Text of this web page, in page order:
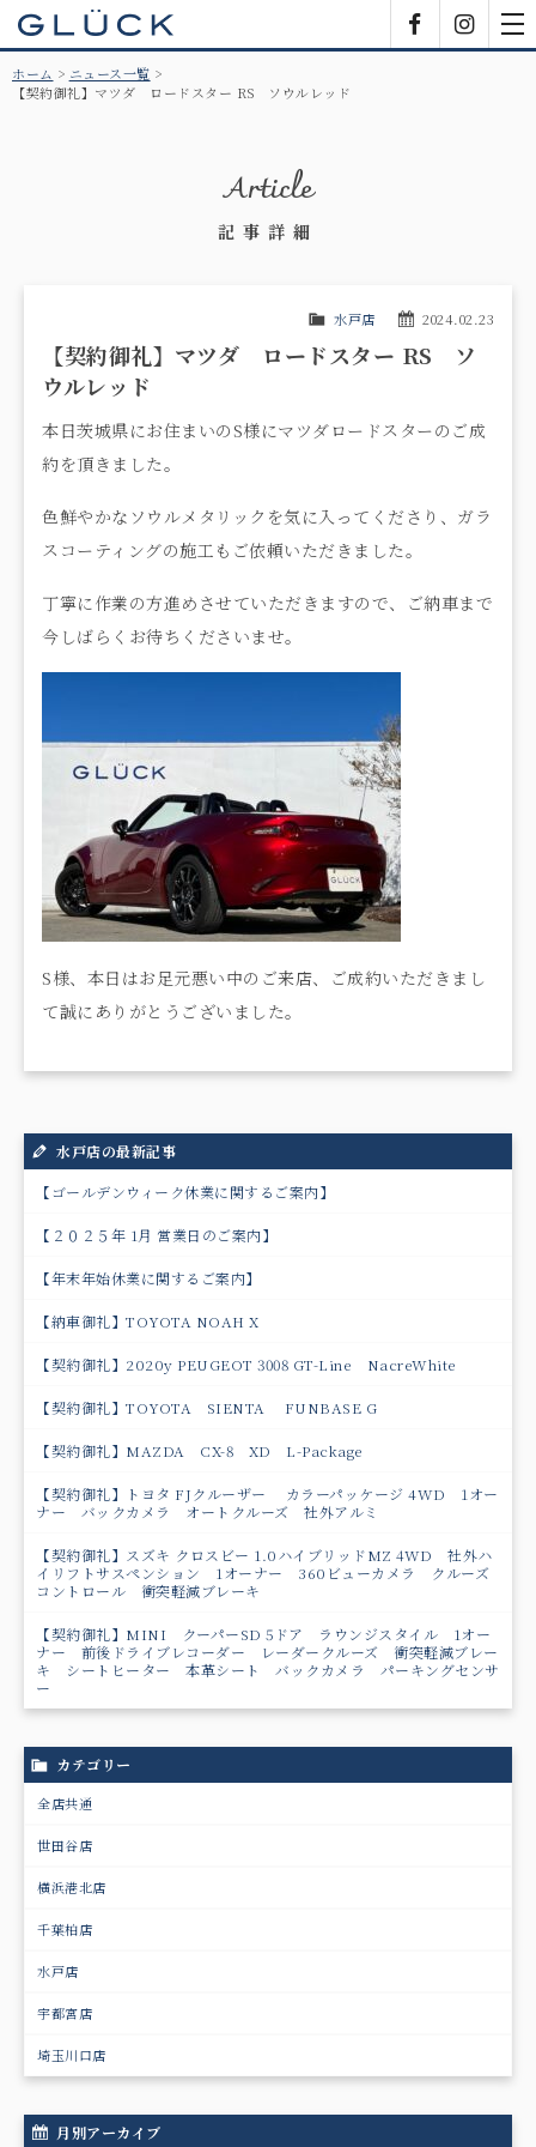
ホーム
ニュース一覧
【契約御礼】マツダ ロードスター RS ソウルレッド
Article
記事詳細
2024.02.23
水戸店
【契約御礼】マツダ ロードスター RS ソ
ウルレッド
本日茨城県にお住まいのS様にマツダロードスターのご成
約を頂きました。
色鮮やかなソウルメタリックを気に入ってくださり、ガラ
スコーティングの施工もご依頼いただきました。
丁寧に作業の方進めさせていただきますので、ご納車まで
今しばらくお待ちくださいませ。
S様、本日はお足元悪い中のご来店、ご成約いただきまし
て誠にありがとうございました。
水戸店の最新記事
【ゴールデンウィーク休業に関するご案内】
【２０２５年 1月 営業日のご案内】
【年末年始休業に関するご案内】
【納車御礼】TOYOTA NOAH X
【契約御礼】2020y PEUGEOT 3008 GT-Line NacreWhite
【契約御礼】TOYOTA SIENTA FUNBASE G
【契約御礼】MAZDA CX-8 XD L-Package
【契約御礼】トヨタ FJクルーザー カラーパッケージ 4WD 1オー
ナー バックカメラ オートクルーズ 社外アルミ
【契約御礼】スズキ クロスビー 1.0ハイブリッドMZ 4WD 社外ハ
イリフトサスペンション 1オーナー 360ビューカメラ クルーズ
コントロール 衝突軽減ブレーキ
【契約御礼】MINI クーパーSD 5ドア ラウンジスタイル 1オー
ナー 前後ドライブレコーダー レーダークルーズ 衝突軽減ブレー
キ シートヒーター 本革シート バックカメラ パーキングセンサ
ー
カテゴリー
全店共通
世田谷店
横浜港北店
千葉柏店
水戸店
宇都宮店
埼玉川口店
月別アーカイブ